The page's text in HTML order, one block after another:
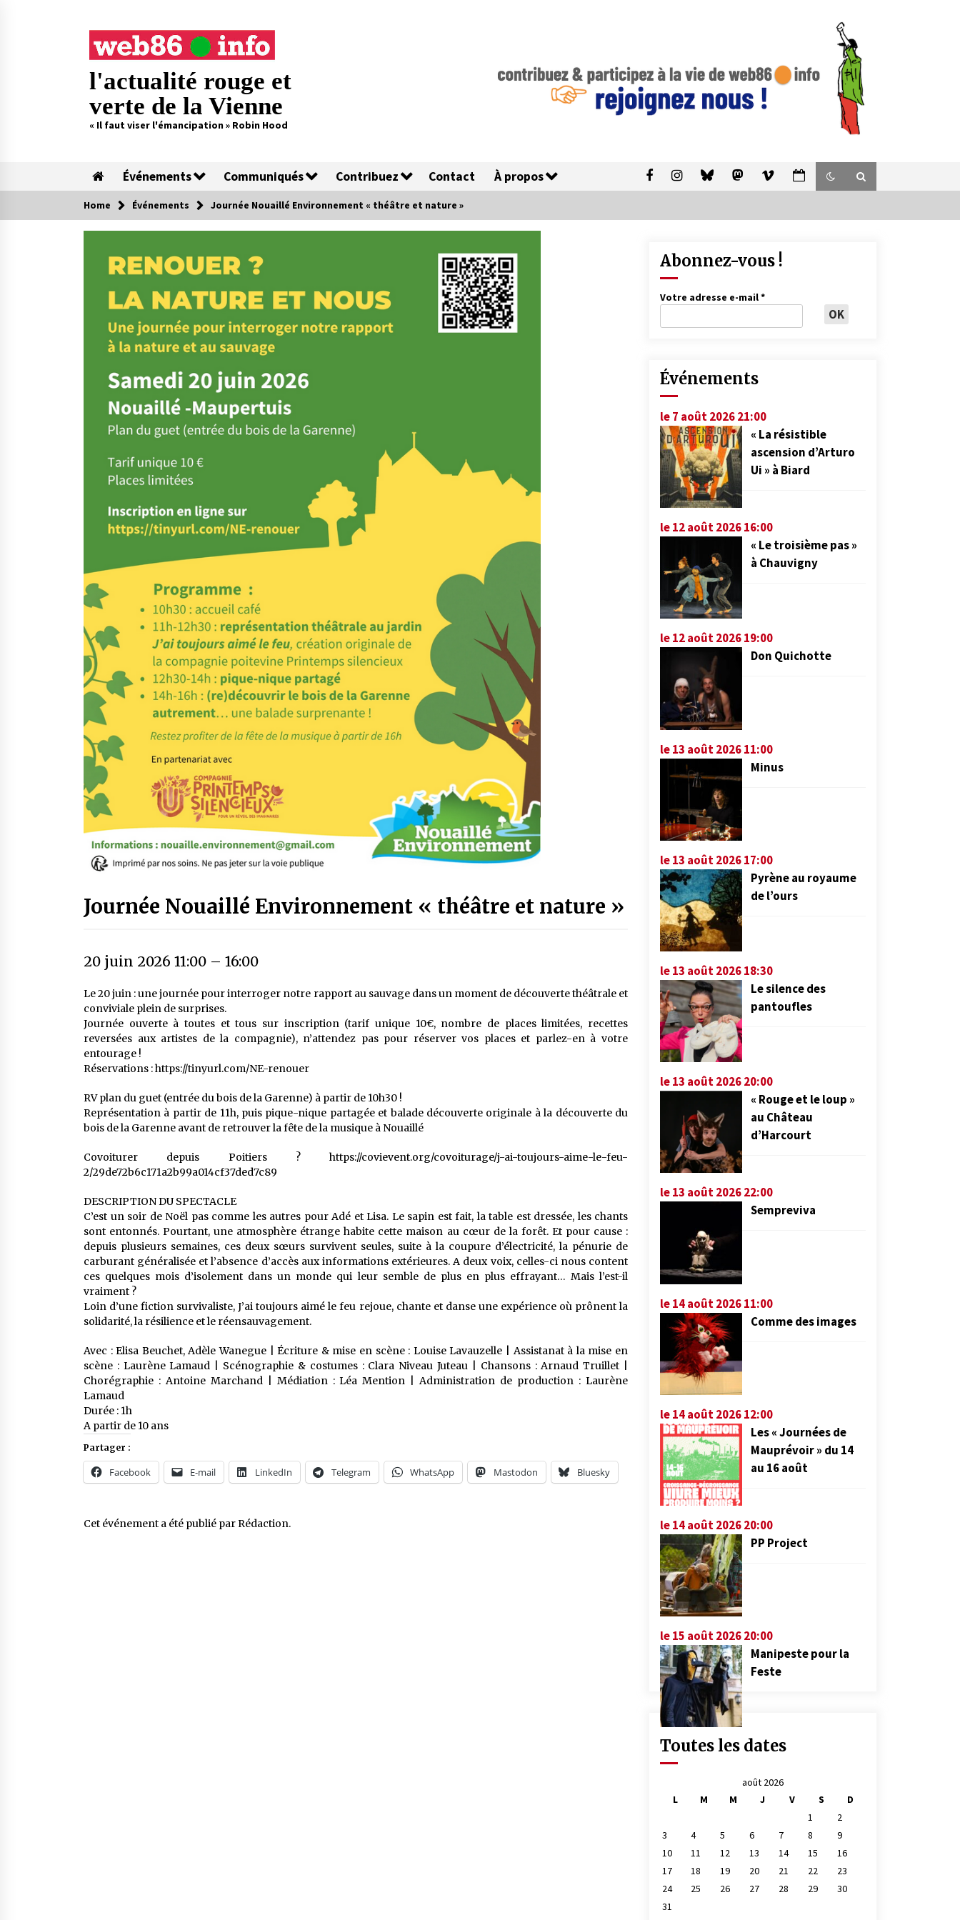
l'actualité rouge et
verte de la Vienne
« Il faut viser l'émancipation » Robin Hood
Événements Communiqués Contribuez Contact À propos
Home Événements Journée Nouaillé Environnement « théâtre et nature »
Journée Nouaillé Environnement « théâtre et nature »
20 juin 2026 11:00 – 16:00
Le 20 juin : une journée pour interroger notre rapport au sauvage dans un moment de découverte théâtrale et
conviviale plein de surprises.
Journée ouverte à toutes et tous sur inscription (tarif unique 10€, nombre de places limitées, recettes
reversées aux artistes de la compagnie), n’attendez pas pour réserver vos places et parlez-en à votre
entourage !
Réservations : https://tinyurl.com/NE-renouer
RV plan du guet (entrée du bois de la Garenne) à partir de 10h30 !
Représentation à partir de 11h, puis pique-nique partagée et balade découverte originale à la découverte du
bois de la Garenne avant de retrouver la fête de la musique à Nouaillé
Covoiturer depuis Poitiers ? https://covievent.org/covoiturage/j-ai-toujours-aime-le-feu-
2/29de72b6c171a2b99a014cf37ded7c89
DESCRIPTION DU SPECTACLE
C’est un soir de Noël pas comme les autres pour Adé et Lisa. Le sapin est fait, la table est dressée, les chants
sont entonnés. Pourtant, une atmosphère étrange habite cette maison au cœur de la forêt. Et pour cause :
depuis plusieurs semaines, ces deux sœurs survivent seules, suite à la coupure d’électricité, la pénurie de
carburant généralisée et l’absence d’accès aux informations extérieures. A deux voix, celles-ci nous content
ces quelques mois d’isolement dans un monde qui leur semble de plus en plus effrayant… Mais l’est-il
vraiment ?
Loin d’une fiction survivaliste, J’ai toujours aimé le feu rejoue, chante et danse une expérience où prônent la
solidarité, la résilience et le réensauvagement.
Avec : Elisa Beuchet, Adèle Wanegue | Écriture & mise en scène : Louise Lavauzelle | Assistanat à la mise en
scène : Laurène Lamaud | Scénographie & costumes : Clara Niveau Juteau | Chansons : Arnaud Truillet |
Chorégraphie : Antoine Marchand | Médiation : Léa Mention | Administration de production : Laurène
Lamaud
Durée : 1h
A partir de 10 ans
Partager :
Facebook E-mail LinkedIn Telegram WhatsApp Mastodon Bluesky
Cet événement a été publié parRédaction.
Abonnez-vous !
Votre adresse e-mail*
Événements
le 7 août 2026 21:00
« La résistible
ascension d’Arturo
Ui » à Biard
le 12 août 2026 16:00
« Le troisième pas »
à Chauvigny
le 12 août 2026 19:00
Don Quichotte
le 13 août 2026 11:00
Minus
le 13 août 2026 17:00
Pyrène au royaume
de l’ours
le 13 août 2026 18:30
Le silence des
pantoufles
le 13 août 2026 20:00
« Rouge et le loup »
au Château
d’Harcourt
le 13 août 2026 22:00
Sempreviva
le 14 août 2026 11:00
Comme des images
le 14 août 2026 12:00
Les « Journées de
Mauprévoir » du 14
au 16 août
le 14 août 2026 20:00
PP Project
le 15 août 2026 20:00
Manipeste pour la
Feste
Toutes les dates
août 2026
L
M M J V S
D
1
2
3
4 5 6 7 8
9
10
11 12 13 14 15
16
17
18 19 20 21 22
23
24
25 26 27 28 29
30
31